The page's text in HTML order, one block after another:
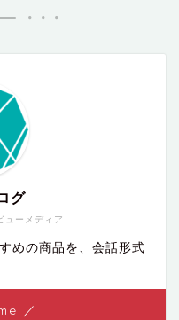
ューメディア
グ
めの商品を、会話形式
／